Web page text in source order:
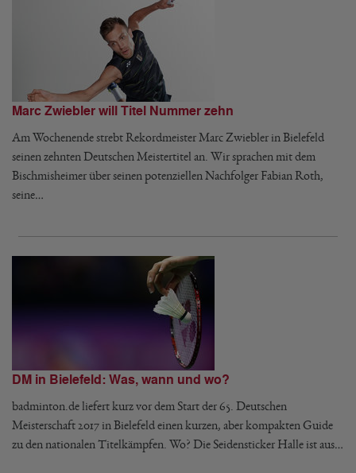
Marc Zwiebler will Titel Nummer zehn
Am Wochenende strebt Rekordmeister Marc Zwiebler in Bielefeld
seinen zehnten Deutschen Meistertitel an. Wir sprachen mit dem
Bischmisheimer über seinen potenziellen Nachfolger Fabian Roth,
seine…
DM in Bielefeld: Was, wann und wo?
badminton.de liefert kurz vor dem Start der 65. Deutschen
Meisterschaft 2017 in Bielefeld einen kurzen, aber kompakten Guide
zu den nationalen Titelkämpfen. Wo? Die Seidensticker Halle ist aus…